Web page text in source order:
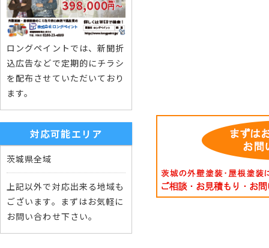
ロングペイントでは、新聞折
込広告などで定期的にチラシ
を配布させていただいており
ます。
対応可能エリア
茨城県全域
上記以外で対応出来る地域も
ございます。まずはお気軽に
お問い合わせ下さい。